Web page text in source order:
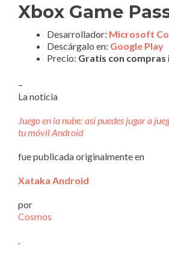
Xbox Game
Desarrollador: Microsoft
Descárgalo en: Google Play
Precio: Gratis con
–
La noticia
Juego en la nube: así puedes jugar a
tu móvil Android
fue publicada originalmente en
Xataka Android
por
Cosmos
.